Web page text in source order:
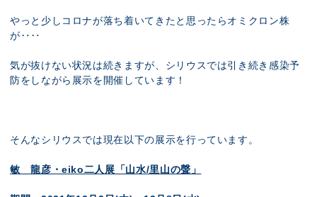
やっと少しコロナが落ち着いてきたと思ったらオミクロン株
が‥‥
気が抜けない状況は続きますが、シリウスでは引き続き感染予
防をしながら展示を開催しています！
そんなシリウスでは現在以下の展示を行っています。
敏 龍彦・eiko二人展「山水/里山の聲」